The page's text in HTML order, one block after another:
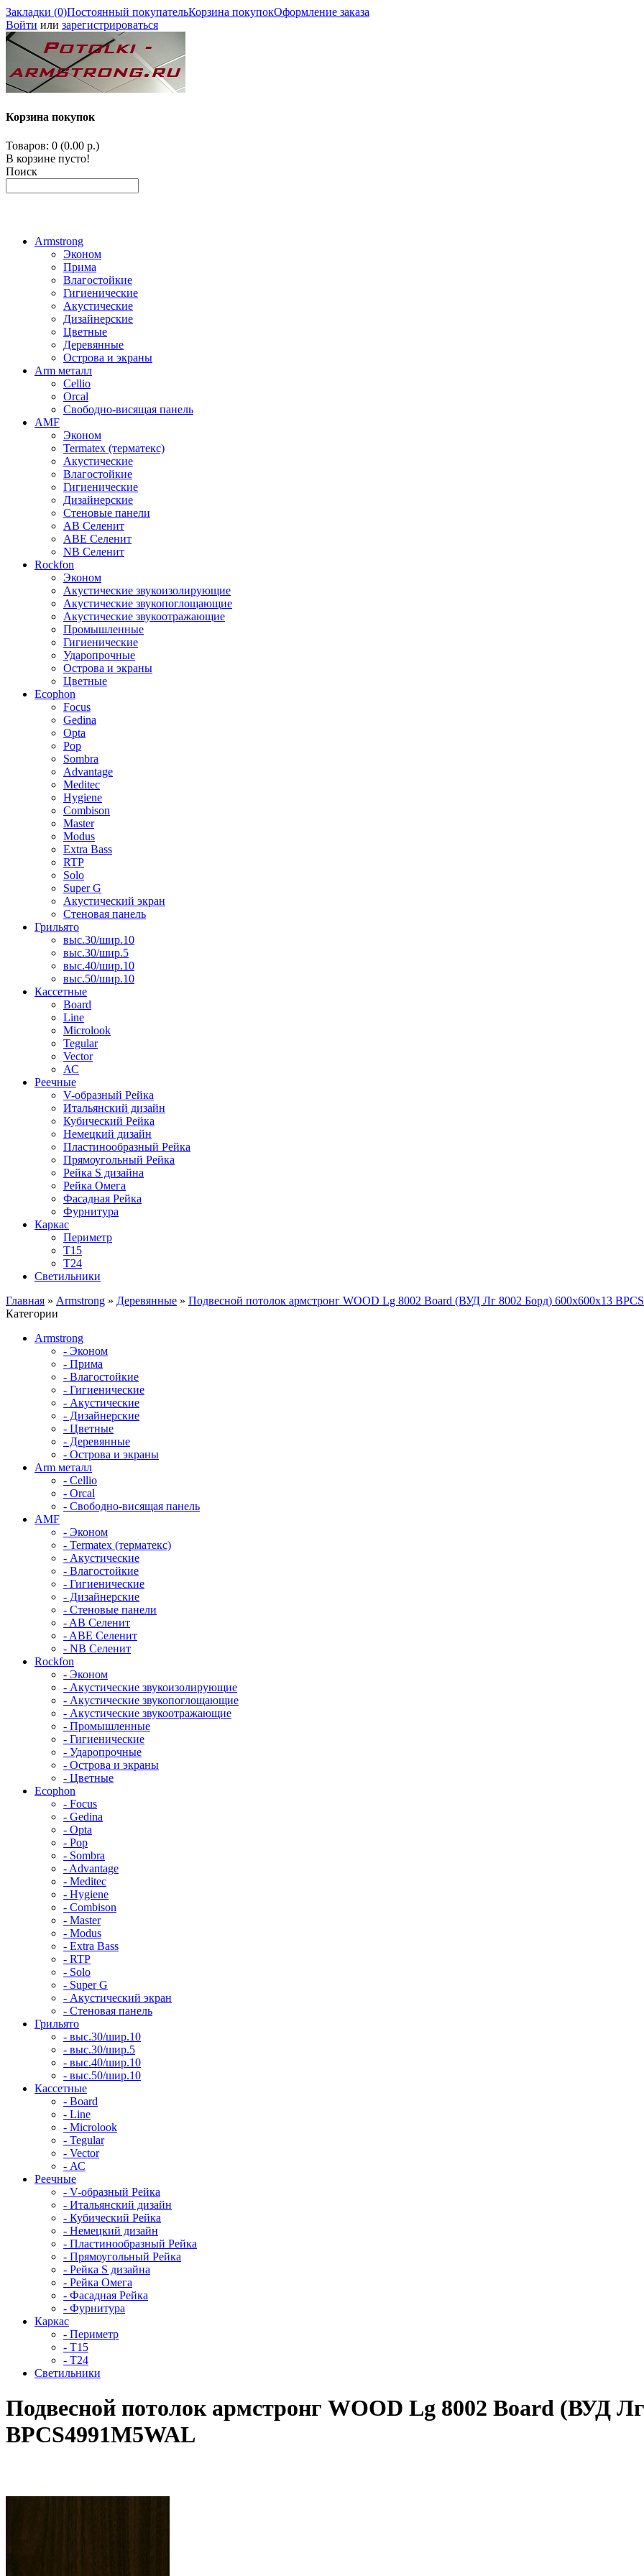
Закладки (0)Постоянный покупательКорзина покупокОформление заказа
Войти или зарегистрироваться
Корзина покупок
Товаров: 0 (0.00 р.)
В корзине пусто!
Поиск
Armstrong
Эконом
Прима
Влагостойкие
Гигиенические
Акустические
Дизайнерские
Цветные
Деревянные
Острова и экраны
Arm металл
Cellio
Orcal
Свободно-висящая панель
AMF
Эконом
Termatex (терматекс)
Акустические
Влагостойкие
Гигиенические
Дизайнерские
Стеновые панели
AB Селенит
ABE Селенит
NB Селенит
Rockfon
Эконом
Акустические звукоизолирующие
Акустические звукопоглощающие
Акустические звукоотражающие
Промышленные
Гигиенические
Ударопрочные
Острова и экраны
Цветные
Ecophon
Focus
Gedina
Opta
Pop
Sombra
Advantage
Meditec
Hygiene
Combison
Master
Modus
Extra Bass
RTP
Solo
Super G
Акустический экран
Стеновая панель
Грильято
выс.30/шир.10
выс.30/шир.5
выс.40/шир.10
выс.50/шир.10
Кассетные
Board
Line
Microlook
Tegular
Vector
АС
Реечные
V-образный Рейка
Итальянский дизайн
Кубический Рейка
Немецкий дизайн
Пластинообразный Рейка
Прямоугольный Рейка
Рейка S дизайна
Рейка Омега
Фасадная Рейка
Фурнитура
Каркас
Периметр
Т15
Т24
Светильники
Главная » Armstrong » Деревянные » Подвесной потолок армстронг WOOD Lg 8002 Board (ВУД Лг 8002 Борд) 600x600x13
Категории
Armstrong
- Эконом
- Прима
- Влагостойкие
- Гигиенические
- Акустические
- Дизайнерские
- Цветные
- Деревянные
- Острова и экраны
Arm металл
- Cellio
- Orcal
- Свободно-висящая панель
AMF
- Эконом
- Termatex (терматекс)
- Акустические
- Влагостойкие
- Гигиенические
- Дизайнерские
- Стеновые панели
- AB Селенит
- ABE Селенит
- NB Селенит
Rockfon
- Эконом
- Акустические звукоизолирующие
- Акустические звукопоглощающие
- Акустические звукоотражающие
- Промышленные
- Гигиенические
- Ударопрочные
- Острова и экраны
- Цветные
Ecophon
- Focus
- Gedina
- Opta
- Pop
- Sombra
- Advantage
- Meditec
- Hygiene
- Combison
- Master
- Modus
- Extra Bass
- RTP
- Solo
- Super G
- Акустический экран
- Стеновая панель
Грильято
- выс.30/шир.10
- выс.30/шир.5
- выс.40/шир.10
- выс.50/шир.10
Кассетные
- Board
- Line
- Microlook
- Tegular
- Vector
- АС
Реечные
- V-образный Рейка
- Итальянский дизайн
- Кубический Рейка
- Немецкий дизайн
- Пластинообразный Рейка
- Прямоугольный Рейка
- Рейка S дизайна
- Рейка Омега
- Фасадная Рейка
- Фурнитура
Каркас
- Периметр
- Т15
- Т24
Светильники
Подвесной потолок армстронг WOOD Lg 8002 Board (ВУД
BPCS4991M5WAL